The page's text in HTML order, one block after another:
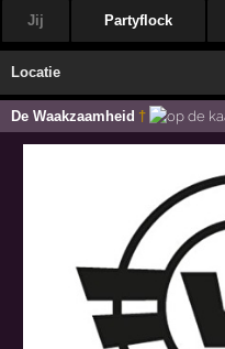
Jij Partyflock
Locatie
De Waakzaamheid †